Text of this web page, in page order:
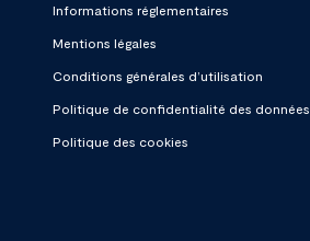
Informations réglementaires
Mentions légales
Conditions générales d’utilisation
Politique de confidentialité des données
Politique des cookies